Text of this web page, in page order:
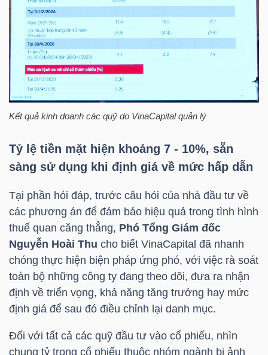
Kết quả kinh doanh các quỹ do VinaCapitalquản lý
Tỷ lệ tiền mặt hiện khoảng 7 - 10%, sẵn
sàng sử dụng khi định giá về mức hấp dẫn
Tại phần hỏi đáp, trước câu hỏi của nhà đầu tư về
các phương án để đảm bảo hiệu quả trong tình hình
thuế quan căng thẳng, Phó Tổng Giám đốc
Nguyễn Hoài Thu cho biết VinaCapital đã nhanh
chóng thực hiện biện pháp ứng phó, với việc rà soát
toàn bộ những công ty đang theo dõi, đưa ra nhận
định về triển vọng, khả năng tăng trưởng hay mức
định giá để sau đó điều chỉnh lại danh mục.
Đối với tất cả các quỹ đầu tư vào cổ phiếu, nhìn
chung tỷ trọng cổ phiếu thuộc nhóm ngành bị ảnh
NĂNG
LƯỢNG
NGUYÊN
VẬT
CÔNG
NGHIỆP
TIÊU
DÙNG